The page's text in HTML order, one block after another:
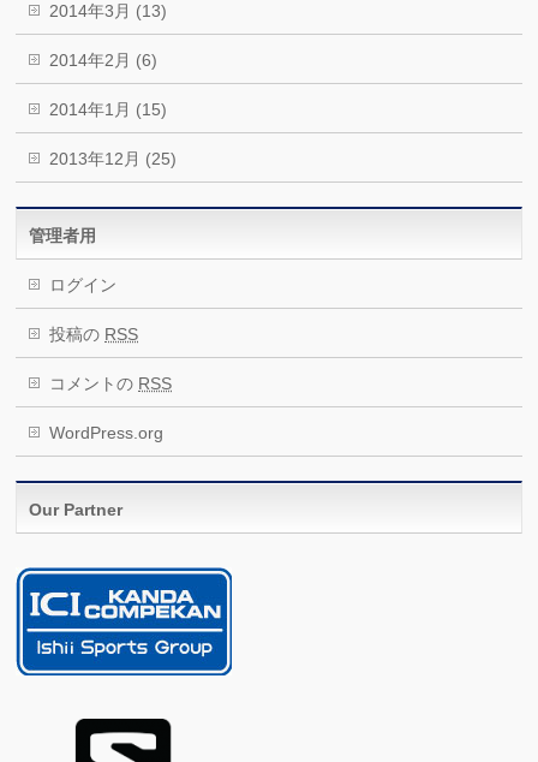
2014年3月 (13)
2014年2月 (6)
2014年1月 (15)
2013年12月 (25)
管理者用
ログイン
投稿の RSS
コメントの RSS
WordPress.org
Our Partner